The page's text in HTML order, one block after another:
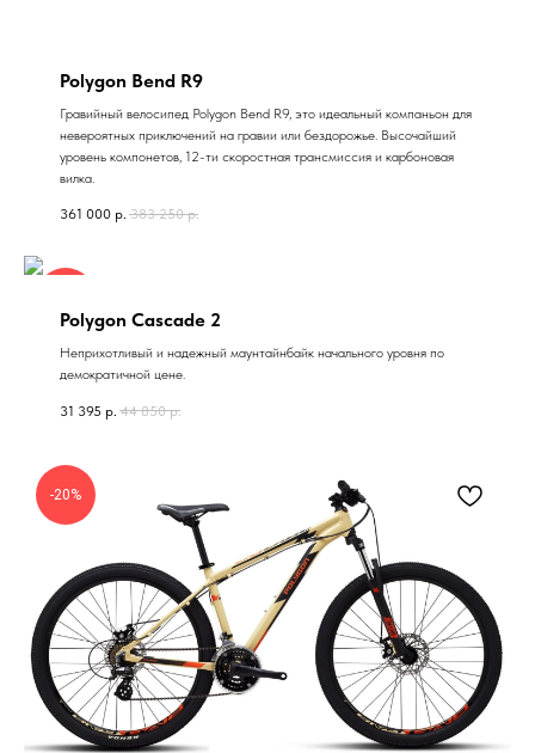
Polygon Bend R9
Гравийный велосипед Polygon Bend R9, это идеальный компаньон для
невероятных приключений на гравии или бездорожье. Высочайший
уровень компонетов, 12-ти скоростная трансмиссия и карбоновая
вилка.
361 000 р. 383 250 р.
Polygon Cascade 2
Неприхотливый и надежный маунтайнбайк начального уровня по
демократичной цене.
31 395 р. 44 850 р.
-20%